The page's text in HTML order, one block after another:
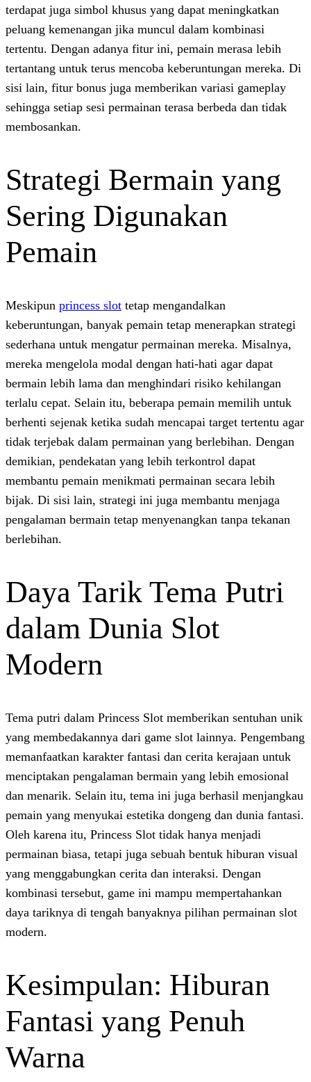
terdapat juga simbol khusus yang dapat
peluang kemenangan jika muncul dalam
tertentu. Dengan adanya fitur ini, pemain
tertantang untuk terus mencoba
sisi lain, fitur bonus juga memberikan
sehingga setiap sesi permainan terasa
Strategi Bermain
Sering
Pemain
Meskipunprincess slottetap
keberuntungan, banyak pemain tetap
sederhana untuk mengatur permainan
mereka mengelola modal dengan hati-hati
bermain lebih lama dan menghindari
terlalu cepat. Selain itu, beberapa
berhenti sejenak ketika sudah mencapai
tidak terjebak dalam permainan yang
demikian, pendekatan yang lebih
membantu pemain menikmati permainan
bijak. Di sisi lain, strategi ini juga
pengalaman bermain tetap menyenangkan
Daya Tarik
dalam Dunia Slot
Modern
Tema putri dalam Princess Slot
yang membedakannya dari game slot
memanfaatkan karakter fantasi dan cerita
menciptakan pengalaman bermain yang
dan menarik. Selain itu, tema ini juga
pemain yang menyukai estetika dongeng
Oleh karena itu, Princess Slot tidak hanya
permainan biasa, tetapi juga sebuah
yang menggabungkan cerita dan
kombinasi tersebut, game ini mampu
daya tariknya di tengah banyaknya
Kesimpulan:
Fantasi yang